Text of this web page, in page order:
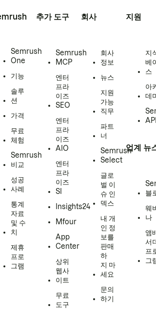
Semrush
One
기능
솔루
션
가격
무료
체험
Semrush
비교
성공
사례
통계
자료
및 수
치
제휴
프로
그램
추가 도구
Semrush
MCP
엔터
프라
이즈
SEO
엔터
프라
이즈
AIO
엔터
프라
이즈
SI
Insights24
Mfour
App
Center
상위
웹사
이트
무료
도구
회사
회사
정보
뉴스
지원
가능
직무
파트
너
Semrush
Select
글로
벌 이
슈 인
덱스
내 개
인 정
보를
판매
하
지 마
세요
문의
하기
지원
지
베
스
아
데
업계 뉴
블
웨
나
앰
서
프
그